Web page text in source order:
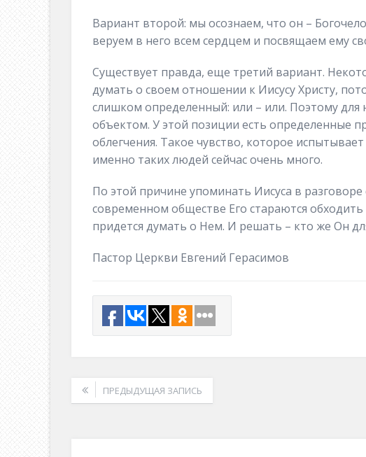
Вариант второй: мы осознаем, что он –
веруем в него всем сердцем и посвящаем ему
Существует правда, еще третий вариант.
думать о своем отношении к Иисусу Христу,
слишком определенный: или – или. Поэтому для
объектом. У этой позиции есть определенные
облегчения. Такое чувство, которое испытывает
именно таких людей сейчас очень много.
По этой причине упоминать Иисуса в
современном обществе Его стараются
придется думать о Нем. И решать – кто же Он
Пастор Церкви Евгений Герасимов
ПРЕДЫДУЩАЯ ЗАПИСЬ